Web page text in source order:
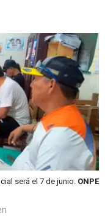
será el 7 de junio. ONPE